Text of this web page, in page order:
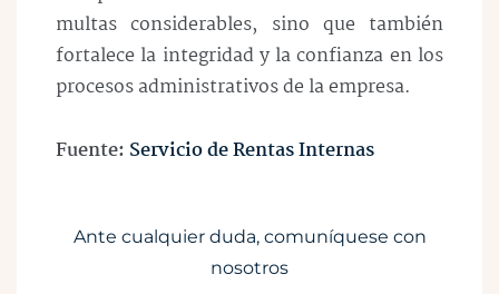
multas considerables, sino que también
fortalece la integridad y la confianza en los
procesos administrativos de la empresa.
Fuente: Servicio de Rentas Internas
Ante cualquier duda, comuníquese con
nosotros